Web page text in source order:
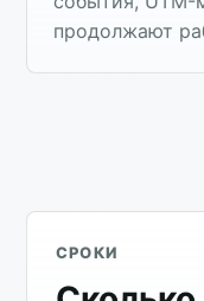
продолжают
СРОКИ